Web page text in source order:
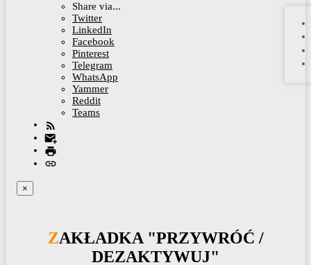
Share via...
Twitter
LinkedIn
Facebook
Pinterest
Telegram
WhatsApp
Yammer
Reddit
Teams
×
ZAKŁADKA "PRZYWRÓĆ /
DEZAKTYWUJ"